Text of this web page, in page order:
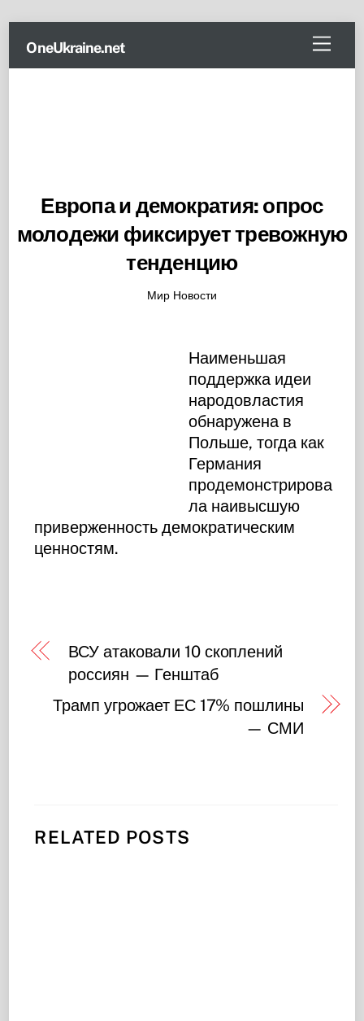
content
Menu
OneUkraine.net
Европа и демократия: опрос
молодежи фиксирует тревожную
тенденцию
Мир Новости
Наименьшая
поддержка идеи
народовластия
обнаружена в
Польше, тогда как
Германия
продемонстрирова
ла наивысшую
приверженность демократическим
ценностям.
ВСУ атаковали 10 скоплений
россиян — Генштаб
Трамп угрожает ЕС 17% пошлины
— СМИ
RELATED POSTS